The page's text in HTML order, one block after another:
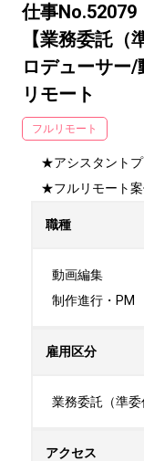
仕事No.52079
【業務委託
ロデューサー
リモート
フルリモート
★アシスタントプ
★フルリモート案
職種
動画編集
制作進行・PM
雇用区分
業務委託（準委
アクセス